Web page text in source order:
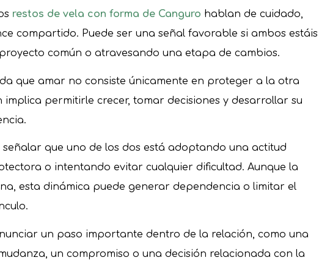
restos de vela con forma de Canguro hablan de cuidado,
compartido. Puede ser una señal favorable si ambos estáis
común o atravesando una etapa de cambios.
que amar no consiste únicamente en proteger a la otra
implica permitirle crecer, tomar decisiones y desarrollar su
señalar que uno de los dos está adoptando una actitud
o intentando evitar cualquier dificultad. Aunque la
esta dinámica puede generar dependencia o limitar el
un paso importante dentro de la relación, como una
un compromiso o una decisión relacionada con la